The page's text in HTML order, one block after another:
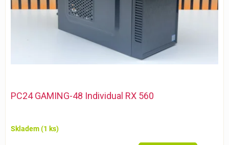
PC24 GAMING-48 Individual RX 560
Skladem(1 ks)